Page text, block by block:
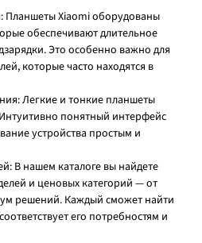
Планшеты Xiaomi оборудованы
обеспечивают длительное
Это особенно важно для
которые часто находятся в
Легкие и тонкие планшеты
понятный интерфейс
устройства простым и
В нашем каталоге вы найдете
и ценовых категорий — от
решений. Каждый сможет найти
его потребностям и